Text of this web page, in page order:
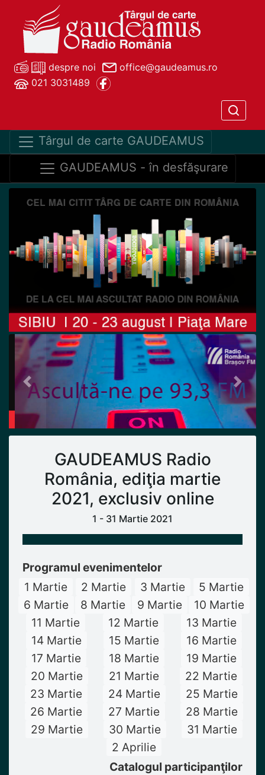
despre noi
office@gaudeamus.ro
021 3031489
Târgul de carte GAUDEAMUS
GAUDEAMUS - în desfăşurare
Previous Next
GAUDEAMUS Radio
România, ediţia martie
2021, exclusiv online
1 - 31 Martie 2021
Programul evenimentelor
1 Martie
2 Martie 3 Martie
5 Martie
6 Martie
8 Martie 9 Martie
10 Martie
11 Martie
12 Martie
13 Martie
14 Martie
15 Martie
16 Martie
17 Martie
18 Martie
19 Martie
20 Martie
21 Martie
22 Martie
23 Martie
24 Martie
25 Martie
26 Martie
27 Martie
28 Martie
29 Martie
30 Martie
31 Martie
2 Aprilie
Catalogul participanţilor